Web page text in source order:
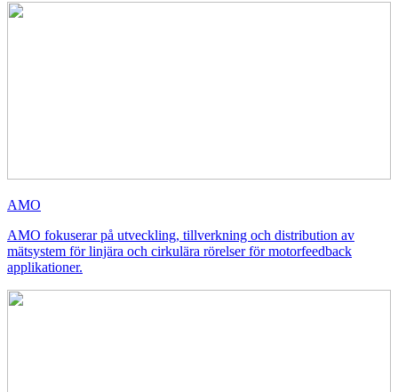
AMO
AMO fokuserar på utveckling, tillverkning och distribution av
mätsystem för linjära och cirkulära rörelser för motorfeedback
applikationer.